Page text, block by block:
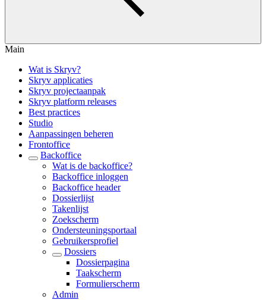
Main
Wat is Skryv?
Skryv applicaties
Skryv projectaanpak
Skryv platform releases
Best practices
Studio
Aanpassingen beheren
Frontoffice
Backoffice
Wat is de backoffice?
Backoffice inloggen
Backoffice header
Dossierlijst
Takenlijst
Zoekscherm
Ondersteuningsportaal
Gebruikersprofiel
Dossiers
Dossierpagina
Taakscherm
Formulierscherm
Admin